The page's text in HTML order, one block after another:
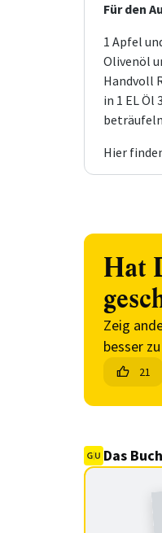
Für den
1 Apfel
Olivenöl
Handvoll
in 1 EL
Hier
Hat
Zeig
besser
21
Das